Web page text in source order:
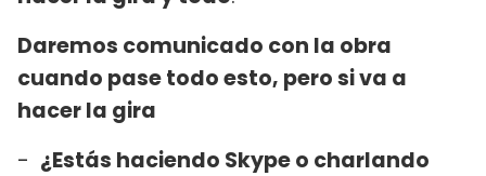
Daremos comunicado con la obra
cuando pase todo esto, pero si va a
hacer la gira
- ¿Estás haciendo Skype o charlando